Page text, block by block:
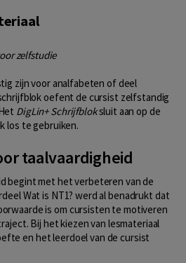
zelfstudie
zijn voor analfabeten of deel
oefent de cursist zelfstandig
DigLin+ Schrijfbloksluit aan op de
los te gebruiken.
taalvaardigheid
begint met het verbeteren van de
Wat is NT1? werd al benadrukt dat
is om cursisten te motiveren
Bij het kiezen van lesmateriaal
en het leerdoel van de cursist